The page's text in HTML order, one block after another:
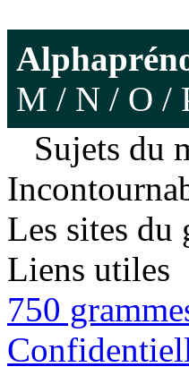
M / N / O /
Sujets du
Les sites du
Liens utiles
750